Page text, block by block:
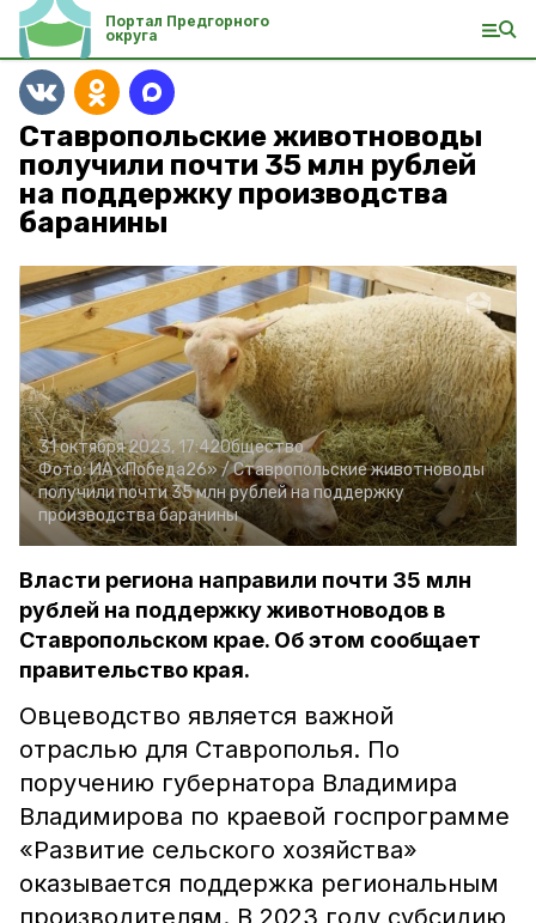
Портал Предгорного
округа
Ставропольские животноводы
получили почти 35 млн рублей
на поддержку производства
баранины
31 октября 2023, 17:42Общество
Фото:ИА «Победа26» /Ставропольские животноводы
получили почти 35 млн рублей на поддержку
производства баранины
Власти региона направили почти 35 млн
рублей на поддержку животноводов в
Ставропольском крае. Об этом сообщает
правительство края.
Овцеводство является важной
отраслью для Ставрополья. По
поручению губернатора Владимира
Владимирова по краевой госпрограмме
«Развитие сельского хозяйства»
оказывается поддержка региональным
производителям. В 2023 году субсидию